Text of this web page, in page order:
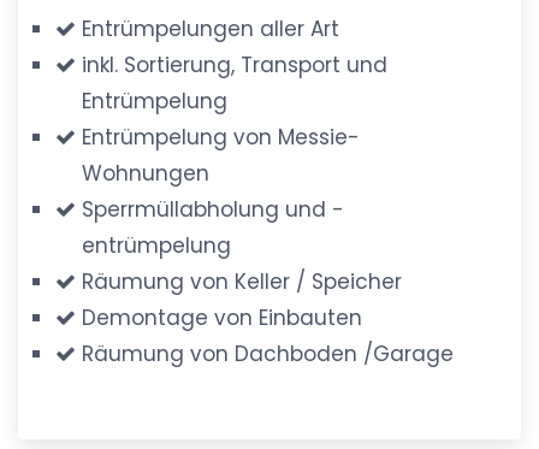
Entrümpelungen aller Art
inkl. Sortierung, Transport und
Entrümpelung
Entrümpelung von Messie-
Wohnungen
Sperrmüllabholung und -
entrümpelung
Räumung von Keller / Speicher
Demontage von Einbauten
Räumung von Dachboden /Garage